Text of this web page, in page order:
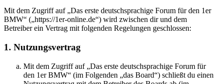
Mit dem Zugriff auf „Das erste deutschsprachige Forum für den 1er
BMW“ („https://1er-online.de“) wird zwischen dir und dem
Betreiber ein Vertrag mit folgenden Regelungen geschlossen:
1. Nutzungsvertrag
Mit dem Zugriff auf „Das erste deutschsprachige Forum für
den 1er BMW“ (im Folgenden „das Board“) schließt du einen